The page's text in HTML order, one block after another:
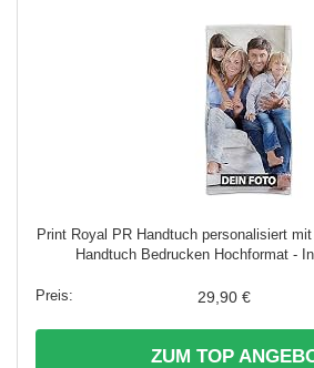
Print Royal PR Handtuch personalisiert
Handtuch Bedrucken Hochformat -
29,90 €
ZUM TOP